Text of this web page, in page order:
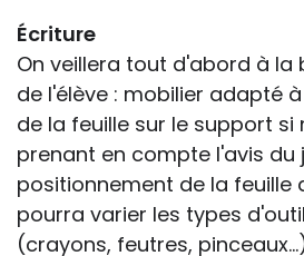
Écriture
On veillera tout d'abord à la
de l'élève : mobilier adapté
de la feuille sur le support si
prenant en compte l'avis du
positionnement de la feuille
pourra varier les types
(crayons, feutres,